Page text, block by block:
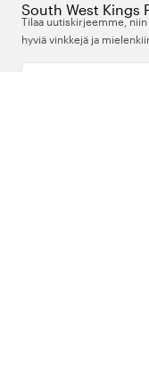
South West Kings
Tilaa uutiskirjeemme,
hyviä vinkkejä ja
Kirjoita